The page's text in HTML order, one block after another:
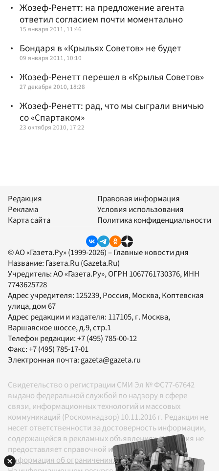
Жозеф-Ренетт: на предложение агента
ответил согласием почти моментально
15 января 2011, 11:46
Бондаря в «Крыльях Советов» не будет
09 января 2011, 10:10
Жозеф-Ренетт перешел в «Крылья Советов»
27 декабря 2010, 18:28
Жозеф-Ренетт: рад, что мы сыграли вничью
со «Спартаком»
23 октября 2010, 17:22
Редакция
Реклама
Карта сайта
Правовая информация
Условия использования
Политика конфиденциальности
© АО «Газета.Ру» (1999-2026) – Главные новости дня
Название: Газета.Ru (Gazeta.Ru)
Учредитель:АО «Газета.Ру», ОГРН 1067761730376, ИНН
7743625728
Адрес учредителя: 125239, Россия, Москва, Коптевская
улица, дом 67
Адрес редакции и издателя: 117105, г. Москва,
Варшавское шоссе, д.9, стр.1
Телефон редакции:+7 (495) 785-00-12
Факс:+7 (495) 785-17-01
Электронная почта:gazeta@gazeta.ru
Свидетельство о регистрации СМИ Эл № ФС77-67642
выдано федеральной службой по надзору в сфере
связи, информационных технологий и массовых
коммуникаций (Роскомнадзор) 10.11.2016 г. Редакция не
несет ответственности за достоверность информации,
содержащейся в рекламных объявлениях. Редакция не
предоставляет справочной информации.
Информация об ограничениях